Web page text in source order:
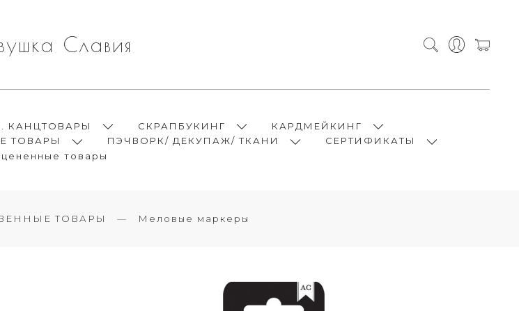
Славия
КАНЦТОВАРЫ СКРАПБУКИНГ
КАРДМЕЙКИНГ
ТОВАРЫ ПЭЧВОРК/ ДЕКУПАЖ/ ТКАНИ
СЕРТИФИКАТЫ
товары
ТОВАРЫ Меловые маркеры